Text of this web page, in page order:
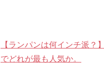
【ランパンは何インチ派？
でどれが最も人気か。